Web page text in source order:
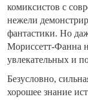
комиксистов с
нежели
фантастики. Но
Мориссетт-Фанна
увлекательных и
Безусловно,
хорошее знание